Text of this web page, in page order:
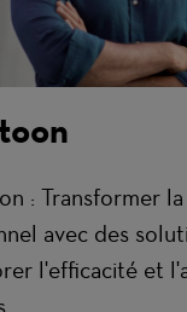
: Transformer
avec des
l'efficacité et